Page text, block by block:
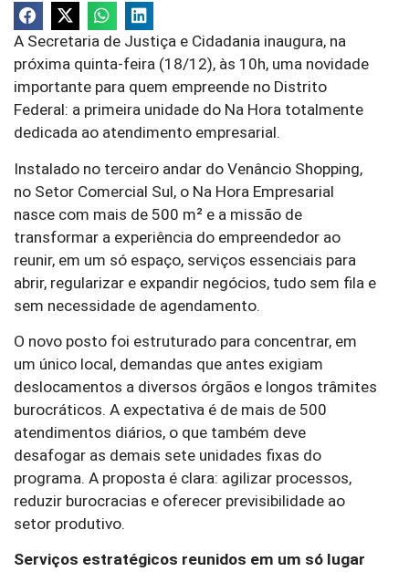
A Secretaria de Justiça e Cidadania inaugura, na
próxima quinta-feira (18/12), às 10h, uma novidade
importante para quem empreende no Distrito
Federal: a primeira unidade do Na Hora totalmente
dedicada ao atendimento empresarial.
Instalado no terceiro andar do Venâncio Shopping,
no Setor Comercial Sul, o Na Hora Empresarial
nasce com mais de 500 m² e a missão de
transformar a experiência do empreendedor ao
reunir, em um só espaço, serviços essenciais para
abrir, regularizar e expandir negócios, tudo sem fila e
sem necessidade de agendamento.
O novo posto foi estruturado para concentrar, em
um único local, demandas que antes exigiam
deslocamentos a diversos órgãos e longos trâmites
burocráticos. A expectativa é de mais de 500
atendimentos diários, o que também deve
desafogar as demais sete unidades fixas do
programa. A proposta é clara: agilizar processos,
reduzir burocracias e oferecer previsibilidade ao
setor produtivo.
Serviços estratégicos reunidos em um só lugar